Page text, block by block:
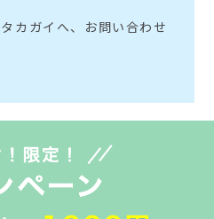
カガイへ、お問い合わせ